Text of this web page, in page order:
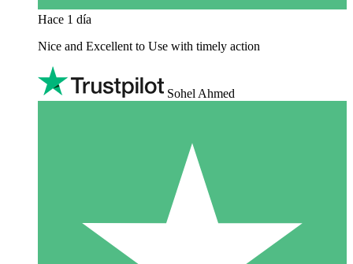
Hace 1 día
Nice and Excellent to Use with timely action
Sohel Ahmed